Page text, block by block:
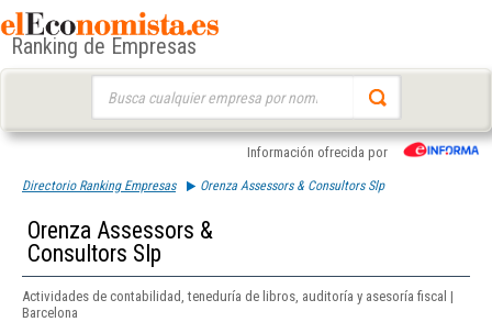
Ranking de Empresas
Información ofrecida por
Directorio Ranking Empresas Orenza Assessors & Consultors Slp
Orenza Assessors &
Consultors Slp
Actividades de contabilidad, teneduría de libros, auditoría y asesoría fiscal |
Barcelona